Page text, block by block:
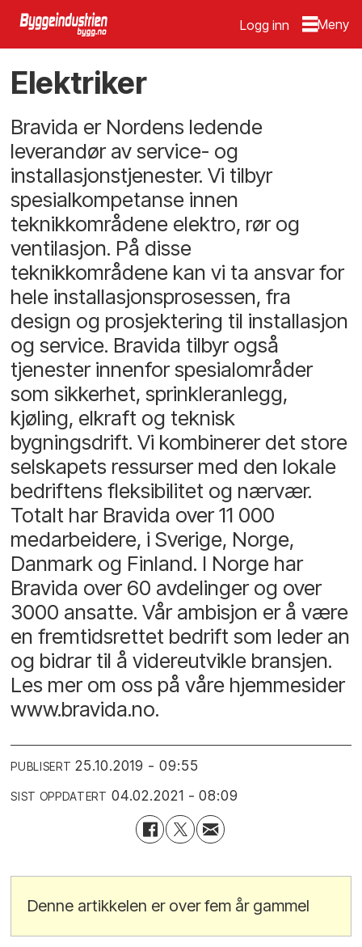
Logg inn
Elektriker
Bravida er Nordens ledende
leverandør av service- og
installasjonstjenester. Vi tilbyr
spesialkompetanse innen
teknikkområdene elektro, rør og
ventilasjon. På disse
teknikkområdene kan vi ta ansvar for
hele installasjonsprosessen, fra
design og prosjektering til installasjon
og service. Bravida tilbyr også
tjenester innenfor spesialområder
som sikkerhet, sprinkleranlegg,
kjøling, elkraft og teknisk
bygningsdrift. Vi kombinerer det store
selskapets ressurser med den lokale
bedriftens fleksibilitet og nærvær.
Totalt har Bravida over 11 000
medarbeidere, i Sverige, Norge,
Danmark og Finland. I Norge har
Bravida over 60 avdelinger og over
3000 ansatte. Vår ambisjon er å være
en fremtidsrettet bedrift som leder an
og bidrar til å videreutvikle bransjen.
Les mer om oss på våre hjemmesider
www.bravida.no.
PUBLISERT 25.10.2019 - 09:55
SIST OPPDATERT 04.02.2021 - 08:09
Denne artikkelen er over fem år gammel